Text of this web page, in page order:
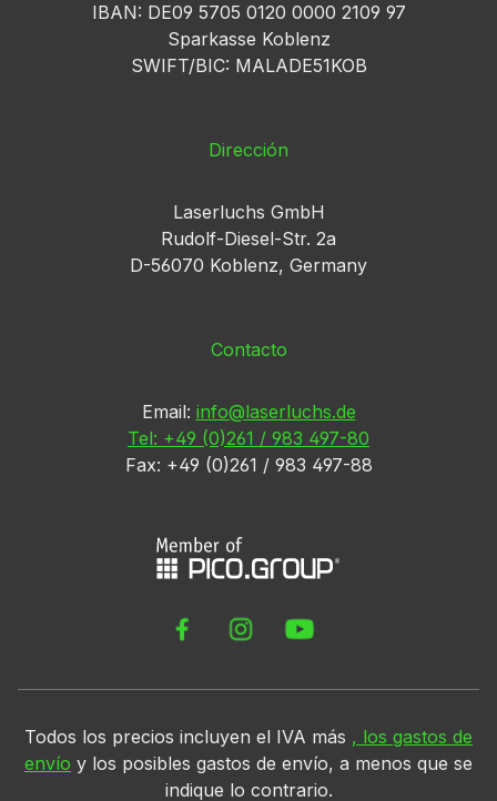
IBAN: DE09 5705 0120 0000 2109 97
Sparkasse Koblenz
SWIFT/BIC: MALADE51KOB
Dirección
Laserluchs GmbH
Rudolf-Diesel-Str. 2a
D-56070 Koblenz, Germany
Contacto
Email: info@laserluchs.de
Tel: +49 (0)261 / 983 497-80
Fax: +49 (0)261 / 983 497-88
Todos los precios incluyen el IVA más , los gastos de
envío y los posibles gastos de envío, a menos que se
indique lo contrario.